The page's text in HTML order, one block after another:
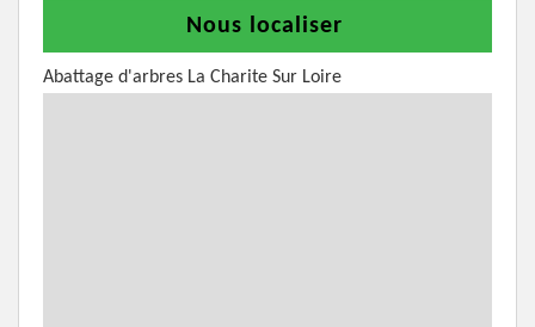
Nous localiser
Abattage d'arbres La Charite Sur Loire